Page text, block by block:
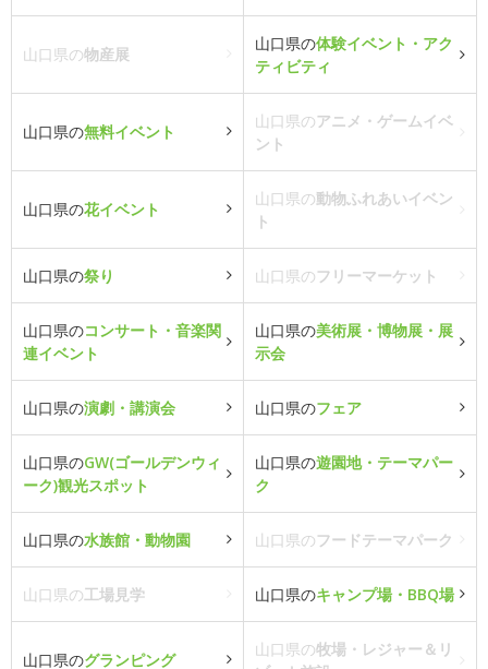
山口県の物産展
山口県の体験イベント・アク
ティビティ
山口県の無料イベント
山口県のアニメ・ゲームイベ
ント
山口県の花イベント
山口県の動物ふれあいイベン
ト
山口県の祭り 山口県のフリーマーケット
山口県のコンサート・音楽関
連イベント
山口県の美術展・博物展・展
示会
山口県の演劇・講演会 山口県のフェア
山口県のGW(ゴールデンウィ
ーク)観光スポット
山口県の遊園地・テーマパー
ク
山口県の水族館・動物園 山口県のフードテーマパーク
山口県の工場見学 山口県のキャンプ場・BBQ場
山口県のグランピング
山口県の牧場・レジャー＆リ